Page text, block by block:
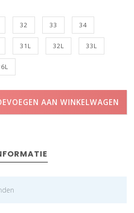
32 33 34
31L 32L 33L
AAN WINKELWAGEN